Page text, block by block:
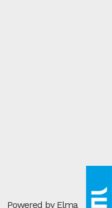
Powered by Elma